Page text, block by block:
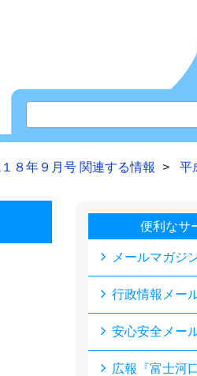
８年９月号 関連する情報 平
便利なサ
メールマガジ
行政情報メー
安心安全メー
広報『富士河